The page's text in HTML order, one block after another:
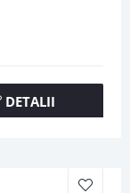
DETALII